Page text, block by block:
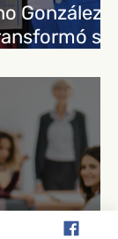
González,
su